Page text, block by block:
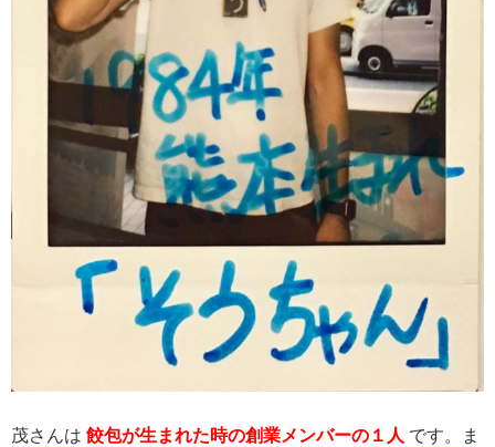
茂さんは 餃包が生まれた時の創業メンバーの１人 です。ま